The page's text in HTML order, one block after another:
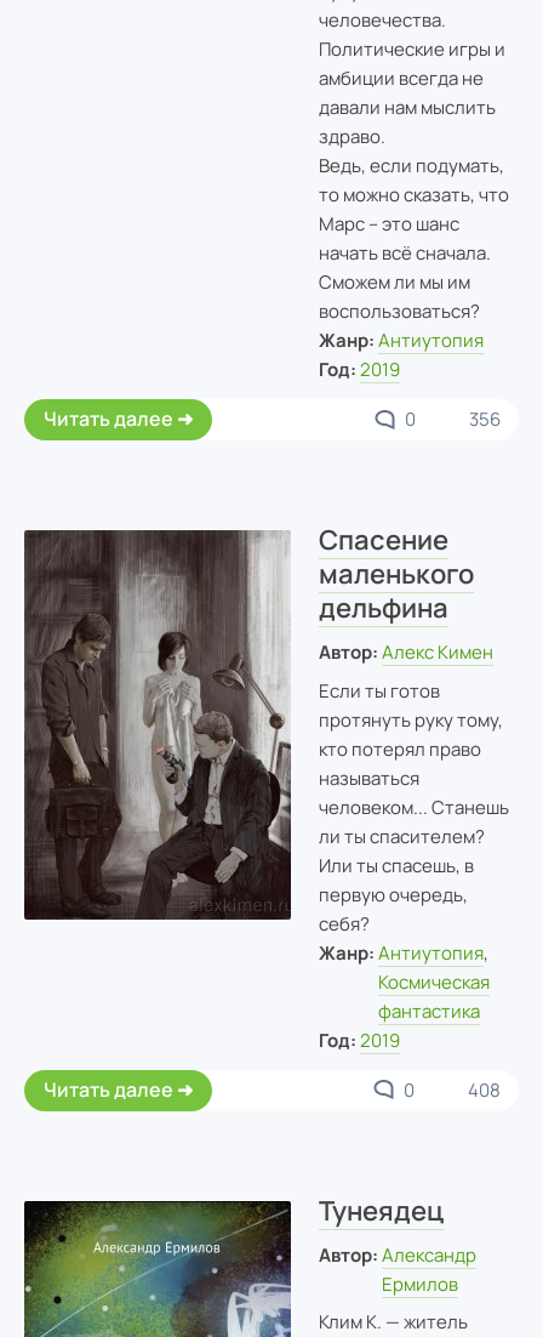
человечества.
Политические игры и
амбиции всегда не
давали нам мыслить
здраво.
Ведь, если подумать,
то можно сказать, что
Марс – это шанс
начать всё сначала.
Сможем ли мы им
воспользоваться?
Жанр: Антиутопия
Год: 2019
Читать далее 0 356
Спасение
маленького
дельфина
Автор: Алекс Кимен
Если ты готов
протянуть руку тому,
кто потерял право
называться
человеком... Станешь
ли ты спасителем?
Или ты спасешь, в
первую очередь,
себя?
Жанр: Антиутопия,
Космическая
фантастика
Год: 2019
Читать далее 0 408
Тунеядец
Автор: Александр
Ермилов
Клим К. — житель